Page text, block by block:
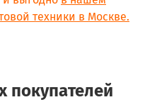
техники в Москве.
покупателей